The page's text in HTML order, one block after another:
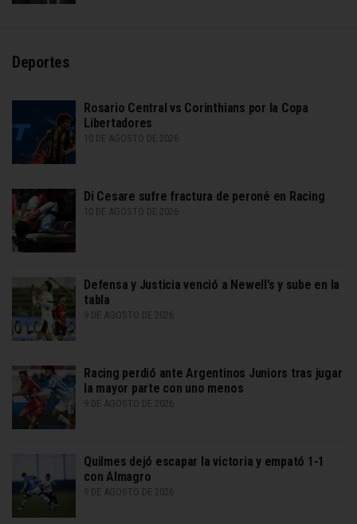
Deportes
Rosario Central vs Corinthians por la Copa
Libertadores
10 DE AGOSTO DE 2026
Di Cesare sufre fractura de peroné en Racing
10 DE AGOSTO DE 2026
Defensa y Justicia venció a Newell’s y sube en la
tabla
9 DE AGOSTO DE 2026
Racing perdió ante Argentinos Juniors tras jugar
la mayor parte con uno menos
9 DE AGOSTO DE 2026
Quilmes dejó escapar la victoria y empató 1-1
con Almagro
9 DE AGOSTO DE 2026